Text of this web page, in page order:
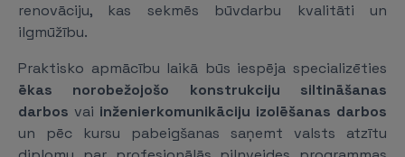
renovāciju, kas sekmēs būvdarbu kvalitāti un
ilgmūžību.
Praktisko apmācību laikā būs iespēja specializēties
ēkas norobežojošo konstrukciju siltināšanas
darbos vai inženierkomunikāciju izolēšanas darbos
un pēc kursu pabeigšanas saņemt valsts atzītu